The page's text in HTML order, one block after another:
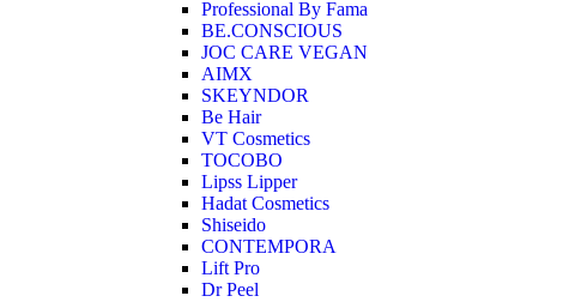
Professional By Fama
BE.CONSCIOUS
JOC CARE VEGAN
AIMX
SKEYNDOR
Be Hair
VT Cosmetics
TOCOBO
Lipss Lipper
Hadat Cosmetics
Shiseido
CONTEMPORA
Lift Pro
Dr Peel